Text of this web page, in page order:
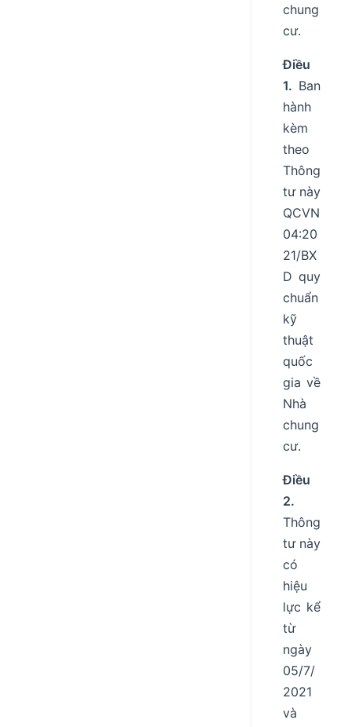
chung
cư.
Điều
1. Ban
hành
kèm
theo
Thông
tư này
QCVN
04:20
21/BX
D quy
chuẩn
kỹ
thuật
quốc
gia về
Nhà
chung
cư.
Điều
2.
Thông
tư này
có
hiệu
lực kể
từ
ngày
05/7/
2021
và